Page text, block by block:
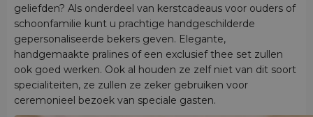
geliefden? Als onderdeel van kerstcadeaus voor ouders of
schoonfamilie kunt u prachtige handgeschilderde
gepersonaliseerde bekers geven. Elegante,
handgemaakte pralines of een exclusief thee set zullen
ook goed werken. Ook al houden ze zelf niet van dit soort
specialiteiten, ze zullen ze zeker gebruiken voor
ceremonieel bezoek van speciale gasten.